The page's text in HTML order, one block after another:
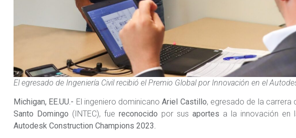
El egresado de Ingeniería Civil recibió el Premio Global por Innovación en el
Michigan, EE.UU.- El ingeniero dominicano Ariel Castillo, egresado de la carrera
Santo Domingo (INTEC), fue reconocido por susaportes a la innovación en
Autodesk Construction Champions 2023.